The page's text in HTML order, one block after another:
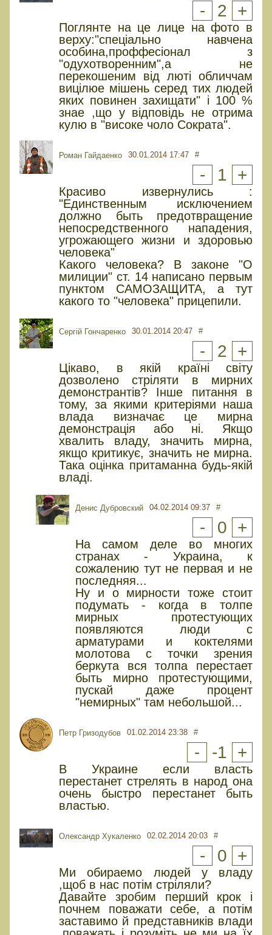
- 2 +
Поглянте на це лице на фото в
верху:"спеціально навчена
особина,проффесіонал з
"одухотворенним",а не
перекошеним від люті обличчам
вицілюе мішень серед тих людей
яких повинен захищати" і 100 %
знае ,що у відповідь не отрима
кулю в "високе чоло Сократа".
Роман Гайдаенко 30.01.2014 17:47 #
- 1 +
Красиво извернулись :
"Единственным исключением
должно быть предотвращение
непосредственного нападения,
угрожающего жизни и здоровью
человека"
Какого человека? В законе "О
милиции" ст. 14 написано первым
пунктом САМОЗАЩИТА, а тут
какого то "человека" прицепили.
Сергій Гончаренко 30.01.2014 20:47 #
- 2 +
Цікаво, в якій країні світу
дозволено стріляти в мирних
демонстрантів? Інше питання в
тому, за якими критеріями наша
влада визначає це мирна
демонстрація або ні. Якщо
хвалить владу, значить мирна,
якщо критикує, значить не мирна.
Така оцінка притаманна будь-якій
владі.
Денис Дубровский 04.02.2014 09:37 #
- 0 +
На самом деле во многих
странах - Украина, к
сожалению тут не первая и не
последняя...
Ну и о мирности тоже стоит
подумать - когда в толпе
мирных протестующих
появляются люди с
арматурами и коктелями
молотова с точки зрения
беркута вся толпа перестает
быть мирно протестующими,
пускай даже процент
"немирных" там небольшой...
Петр Гризодубов 01.02.2014 23:38 #
- -1 +
В Украине если власть
перестанет стрелять в народ она
очень быстро перестанет быть
властью.
Олександр Хукаленко 02.02.2014 20:03 #
- 0 +
Ми обираемо людей у владу
,щоб в нас потім стріляли?
Давайте зробим перший крок і
почнем поважати себе, а потім
заставимо й представників влади